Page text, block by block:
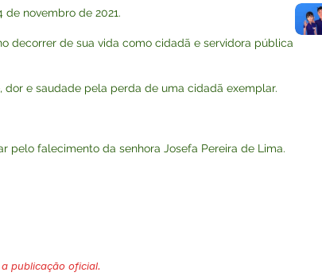
de novembro de 2021.
decorrer de sua vida como cidadã e servidora pública
e saudade pela perda de uma cidadã exemplar.
pelo falecimento da senhora Josefa Pereira de Lima.
publicação oficial.